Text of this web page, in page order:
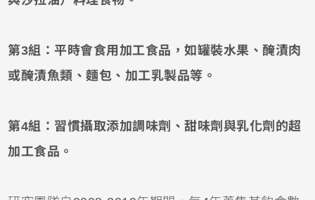
第3組：平時會食用加工食品，如罐裝水果、醃漬肉
或醃漬魚類、麵包、加工乳製品等。
第4組：習慣攝取添加調味劑、甜味劑與乳化劑的超
加工食品。